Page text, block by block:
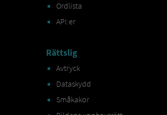
Ordlista
API:er
Rättslig
Avtryck
Dataskydd
Småkakor